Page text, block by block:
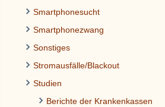
Smartphonesucht
Smartphonezwang
Sonstiges
Stromausfälle/Blackout
Studien
Berichte der Krankenkassen